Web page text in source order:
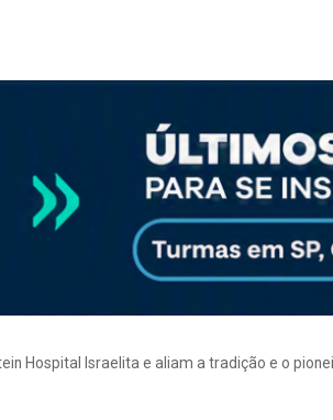
Hospital Israelita e aliam a tradição e o